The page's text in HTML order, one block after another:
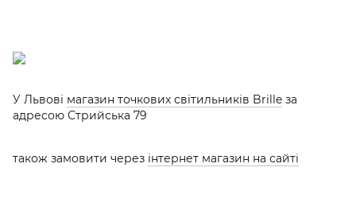
У Львові магазин точкових світильників Brille за
адресою Стрийська 79
також замовити через інтернет магазин на сайті